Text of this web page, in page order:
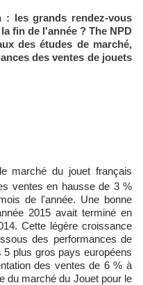
: les grands rendez-vous
fin de l'année ? The NPD
des études de marché,
des ventes de jouets
marché du jouet français
ventes en hausse de 3 %
de l'année. Une bonne
2015 avait terminé en
Cette légère croissance
des performances de
plus gros pays européens
des ventes de 6 % à
du marché du Jouet pour le